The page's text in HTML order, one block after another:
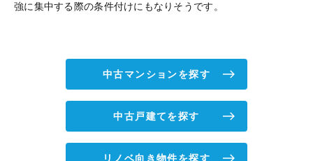
強に集中する際の条件付けにもなりそうです。
中古マンションを探す
中古戸建てを探す
リノベ向き物件を探す